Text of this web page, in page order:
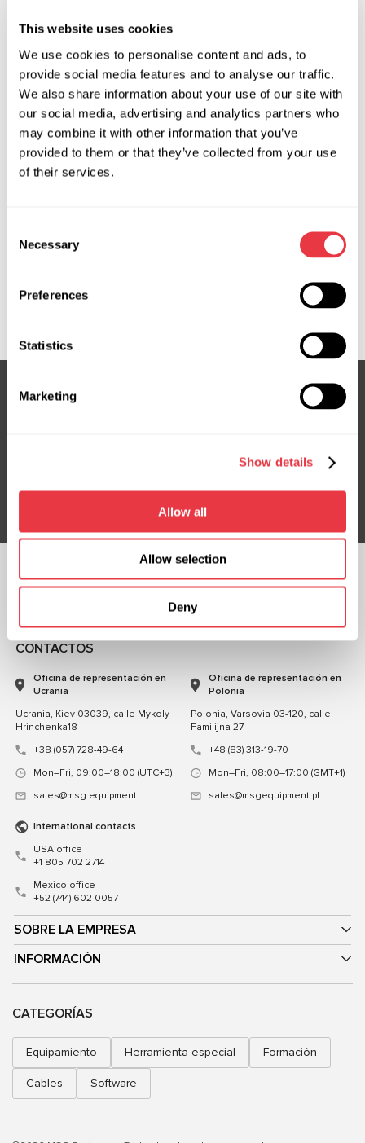
This website uses cookies
We use cookies to personalise content and ads, to
provide social media features and to analyse our traffic.
We also share information about your use of our site with
our social media, advertising and analytics partners who
may combine it with other information that you’ve
provided to them or that they’ve collected from your use
of their services.
Selection
Necessary
Preferences
Statistics
Marketing
Show details
Allow all
Allow selection
Deny
Solicitar precio
OEM
MS100088D, 095305003980, 095305003981, 18066,
18066R, 106083, 12E820803B, 12E820803C, 12E820803D,
5QE816803D, 5QE816803F, 5QE816803H, 5QE816803J,
5QE820803, 5QE820803A, 700511368, 8700363,
K18066, K18066R, VPEV9H19D629AC, VPEVAH19D629BA,
Suscribirse
CHATEA CON
SOBRE LA EMPRESA
INFORMACIÓN
CONTACTOS
Oficina de representación en
Ucrania
Ucrania, Kiev 03039, calle Mykoly
Hrinchenka18
+38 (057) 728-49-64
Mon–Fri, 09:00–18:00 (UTC+3)
sales@msg.equipment
Oficina de representación en
Polonia
Polonia, Varsovia 03-120, calle
Familijna 27
+48 (83) 313-19-70
Mon–Fri, 08:00–17:00 (GMT+1)
sales@msgequipment.pl
International contacts
USA office
+1 805 702 2714
Mexico office
+52 (744) 602 0057
CATEGORÍAS
Equipamiento Herramienta especial Formación
Cables Software